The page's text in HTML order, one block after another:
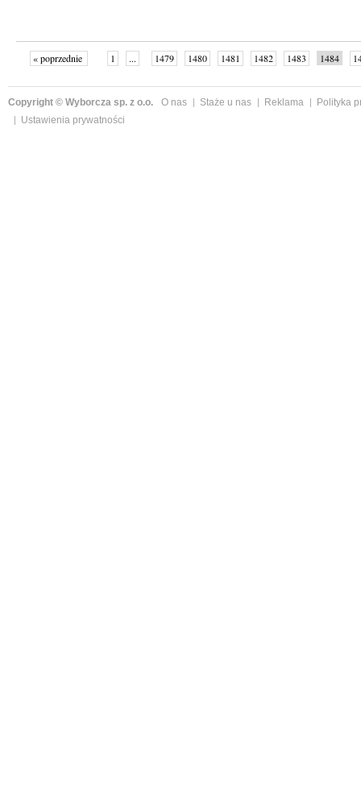
« poprzednie 1 ... 1479 1480 1481 1482 1483 1484
Copyright © Wyborcza sp. z o.o. O nas Staże u nas Reklama
Polityka
Ustawienia prywatności